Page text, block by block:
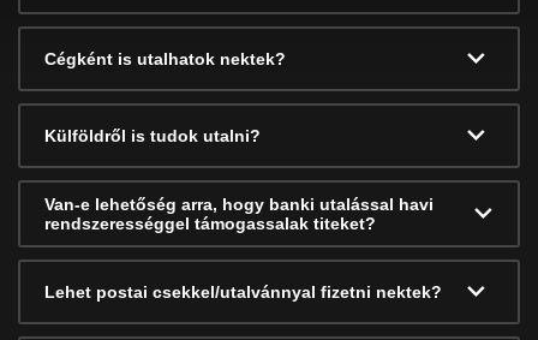
Cégként is utalhatok nektek?
Külföldről is tudok utalni?
Van-e lehetőség arra, hogy banki utalással havi
rendszerességgel támogassalak titeket?
Lehet postai csekkel/utalvánnyal fizetni nektek?